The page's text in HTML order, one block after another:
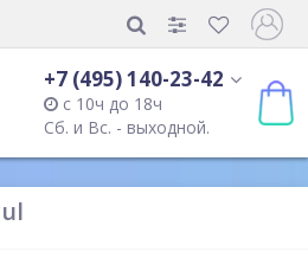
+7 (495) 140-23-42
с 10ч до 18ч
Сб. и Вс. - выходной.